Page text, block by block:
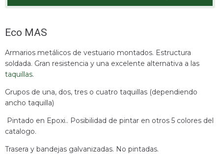
Eco MAS
Armarios metálicos de vestuario montados. Estructura
soldada. Gran resistencia y una excelente alternativa a las
taquillas.
Grupos de una, dos, tres o cuatro taquillas (dependiendo
ancho taquilla)
Pintado en Epoxi.. Posibilidad de pintar en otros 5 colores del
catalogo.
Trasera y bandejas galvanizadas. No pintadas.